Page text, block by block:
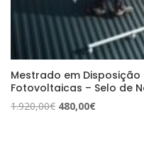
Mestrado em
Fotovoltaicas – Selo de
1.920,00€ O
480,00€O